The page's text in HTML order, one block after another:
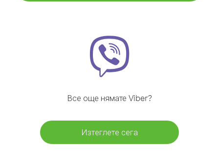
Все още нямате Viber?
Изтеглете сега